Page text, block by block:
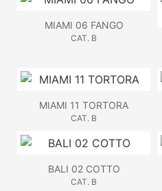
MIAMI 06 FANGO
CAT. B
MIAMI 11 TORTORA
CAT. B
BALI 02 COTTO
CAT. B